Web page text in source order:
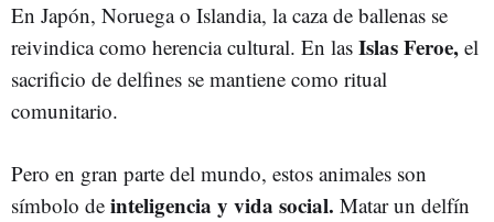
En Japón, Noruega o Islandia, la caza de ballenas se
reivindica como herencia cultural. En las Islas Feroe, el
sacrificio de delfines se mantiene como ritual
comunitario.
Pero en gran parte del mundo, estos animales son
símbolo de inteligencia y vida social. Matar un delfín